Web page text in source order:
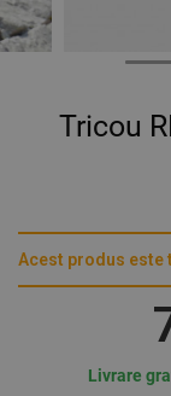
Tricou
Acest produs este
Livrare